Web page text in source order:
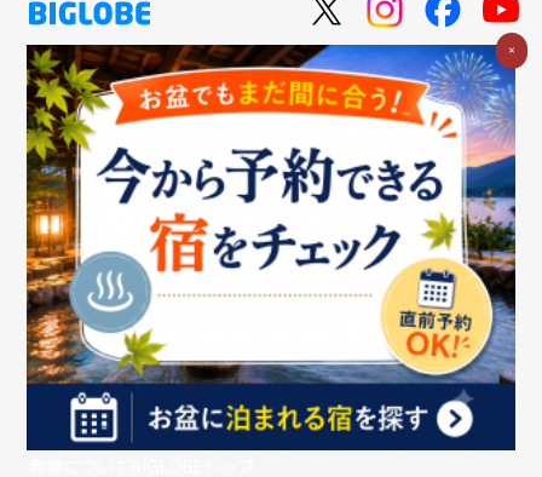
個人のお客さま
法人のお客さま
企業情報
ご利用中の方
お問い合わせ消費税の表示ウェブアクセシビリティの取り組み
個人情報保護ポリシープライバシーポータルCookieポリシー
特定商取引法に基づく表記
×